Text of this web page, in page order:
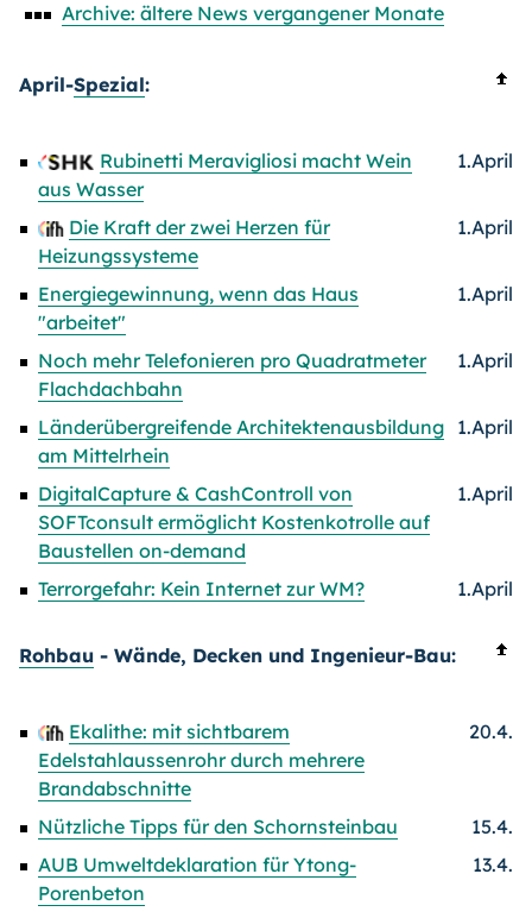
Archive: ältere News vergangener Monate
April-Spezial:
Rubinetti Meravigliosi macht Wein
aus Wasser
1.April
Die Kraft der zwei Herzen für
Heizungssysteme
1.April
Energiegewinnung, wenn das Haus
"arbeitet"
1.April
Noch mehr Telefonieren pro Quadratmeter
Flachdachbahn
1.April
Länderübergreifende Architektenausbildung
am Mittelrhein
1.April
DigitalCapture & CashControll von
SOFTconsult ermöglicht Kostenkotrolle auf
Baustellen on-demand
1.April
Terrorgefahr: Kein Internet zur WM? 1.April
Rohbau - Wände, Decken und Ingenieur-Bau:
Ekalithe: mit sichtbarem
Edelstahlaussenrohr durch mehrere
Brandabschnitte
20.4.
Nützliche Tipps für den Schornsteinbau
15.4.
AUB Umweltdeklaration für Ytong-
Porenbeton
13.4.